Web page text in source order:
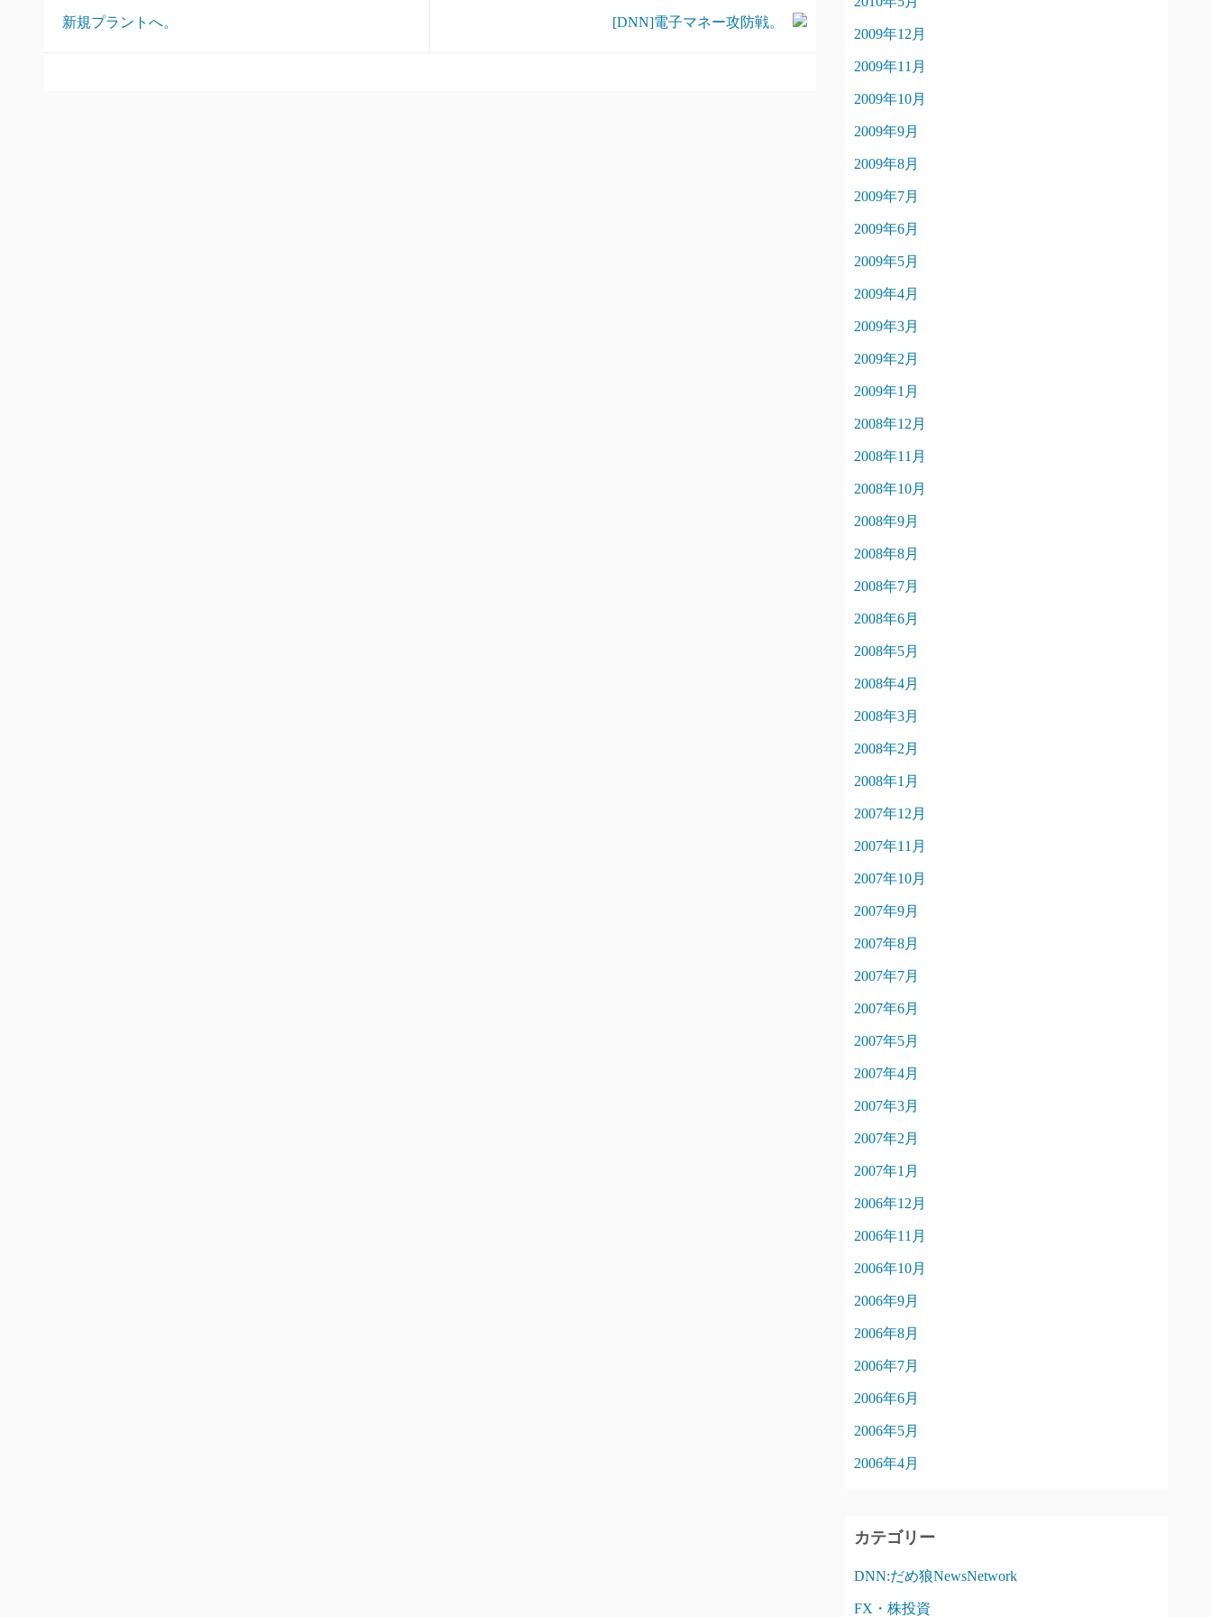
新規プラントへ。 [DNN]電子マネー攻防戦。
2009年12月
2009年11月
2009年10月
2009年9月
2009年8月
2009年7月
2009年6月
2009年5月
2009年4月
2009年3月
2009年2月
2009年1月
2008年12月
2008年11月
2008年10月
2008年9月
2008年8月
2008年7月
2008年6月
2008年5月
2008年4月
2008年3月
2008年2月
2008年1月
2007年12月
2007年11月
2007年10月
2007年9月
2007年8月
2007年7月
2007年6月
2007年5月
2007年4月
2007年3月
2007年2月
2007年1月
2006年12月
2006年11月
2006年10月
2006年9月
2006年8月
2006年7月
2006年6月
2006年5月
2006年4月
カテゴリー
DNN:だめ狼NewsNetwork
FX・株投資